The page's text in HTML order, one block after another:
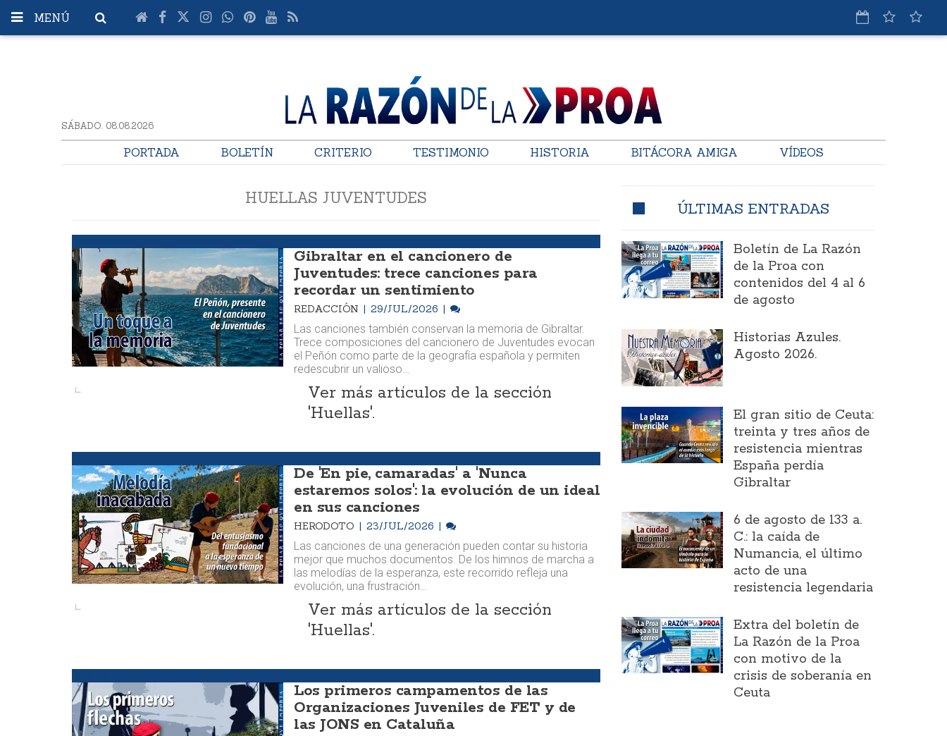
MENÚ
SÁBADO. 08.08.2026
PORTADA BOLETÍN CRITERIO TESTIMONIO HISTORIA BITÁCORA AMIGA VÍDEOS
HUELLAS JUVENTUDES
Gibraltar en el cancionero de
Juventudes: trece canciones para
recordar un sentimiento
REDACCIÓN 29/JUL/2026
Las canciones también conservan la memoria de Gibraltar.
Trece composiciones del cancionero de Juventudes evocan
el Peñón como parte de la geografía española y permiten
redescubrir un valioso…
Ver más artículos de la sección
'Huellas'.
De 'En pie, camaradas' a 'Nunca
estaremos solos': la evolución de un ideal
en sus canciones
HERODOTO 23/JUL/2026
Las canciones de una generación pueden contar su historia
mejor que muchos documentos. De los himnos de marcha a
las melodías de la esperanza, este recorrido refleja una
evolución, una frustración…
Ver más artículos de la sección
'Huellas'.
Los primeros campamentos de las
Organizaciones Juveniles de FET y de
las JONS en Cataluña
ÚLTIMAS ENTRADAS
Boletín de La Razón
de la Proa con
contenidos del 4 al 6
de agosto
Historias Azules.
Agosto 2026.
El gran sitio de Ceuta:
treinta y tres años de
resistencia mientras
España perdía
Gibraltar
6 de agosto de 133 a.
C.: la caída de
Numancia, el último
acto de una
resistencia legendaria
Extra del boletín de
La Razón de la Proa
con motivo de la
crisis de soberanía en
Ceuta